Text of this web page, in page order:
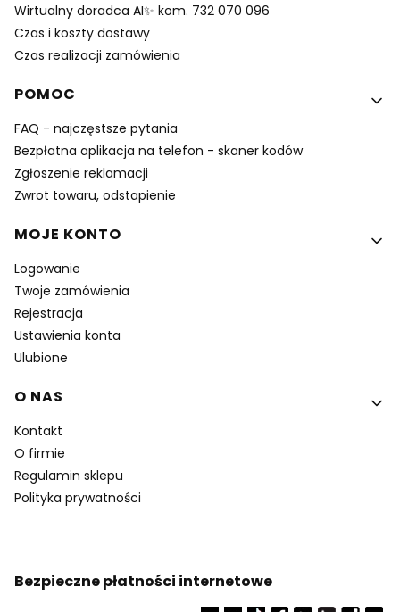
Wirtualny doradca AI✨ kom. 732 070 096
Czas i koszty dostawy
Czas realizacji zamówienia
POMOC
FAQ - najczęstsze pytania
Bezpłatna aplikacja na telefon - skaner kodów
Zgłoszenie reklamacji
Zwrot towaru, odstapienie
MOJE KONTO
Logowanie
Twoje zamówienia
Rejestracja
Ustawienia konta
Ulubione
O NAS
Kontakt
O firmie
Regulamin sklepu
Polityka prywatności
Bezpieczne płatności internetowe